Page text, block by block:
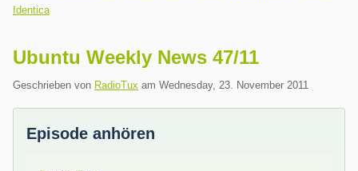
Identica
Ubuntu Weekly News 47/11
Geschrieben von RadioTux am Wednesday, 23. November 2011
Episode anhören